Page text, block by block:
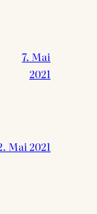
7. Mai
2021
Mai 2021